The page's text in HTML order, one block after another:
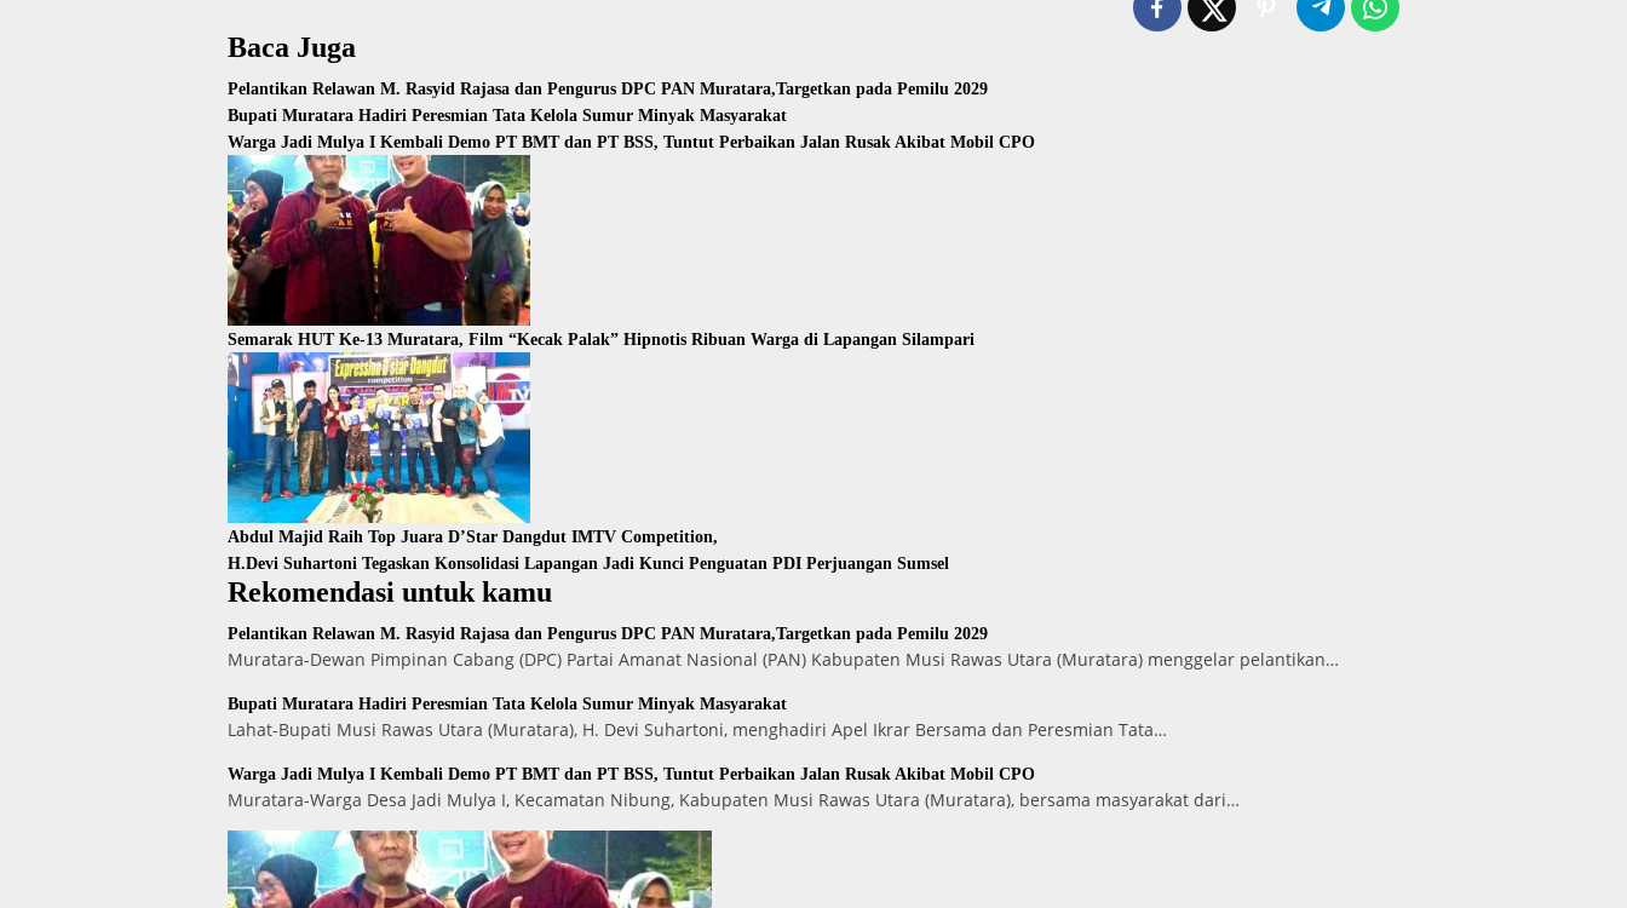
Baca Juga
Pelantikan Relawan M. Rasyid Rajasa dan Pengurus DPC PAN Muratara,Targetkan pada Pemilu 2029
Bupati Muratara Hadiri Peresmian Tata Kelola Sumur Minyak Masyarakat
Warga Jadi Mulya I Kembali Demo PT BMT dan PT BSS, Tuntut Perbaikan Jalan Rusak Akibat Mobil CPO
Semarak HUT Ke-13 Muratara, Film “Kecak Palak” Hipnotis Ribuan Warga di Lapangan Silampari
Abdul Majid Raih Top Juara D’Star Dangdut IMTV Competition,
H.Devi Suhartoni Tegaskan Konsolidasi Lapangan Jadi Kunci Penguatan PDI Perjuangan Sumsel
Rekomendasi untuk kamu
Pelantikan Relawan M. Rasyid Rajasa dan Pengurus DPC PAN Muratara,Targetkan pada Pemilu 2029
Muratara-Dewan Pimpinan Cabang (DPC) Partai Amanat Nasional (PAN) Kabupaten Musi Rawas Utara (Muratara) menggelar pelantikan…
Bupati Muratara Hadiri Peresmian Tata Kelola Sumur Minyak Masyarakat
Lahat-Bupati Musi Rawas Utara (Muratara), H. Devi Suhartoni, menghadiri Apel Ikrar Bersama dan Peresmian Tata…
Warga Jadi Mulya I Kembali Demo PT BMT dan PT BSS, Tuntut Perbaikan Jalan Rusak Akibat Mobil CPO
Muratara-Warga Desa Jadi Mulya I, Kecamatan Nibung, Kabupaten Musi Rawas Utara (Muratara), bersama masyarakat dari…